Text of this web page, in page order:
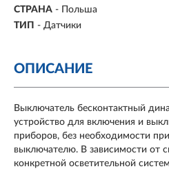
СТРАНА - Польша
ТИП - Датчики
ОПИСАНИЕ
Выключатель бесконтактный
устройство для включения и
приборов, без необходимости
выключателю. В зависимости от
конкретной осветительной